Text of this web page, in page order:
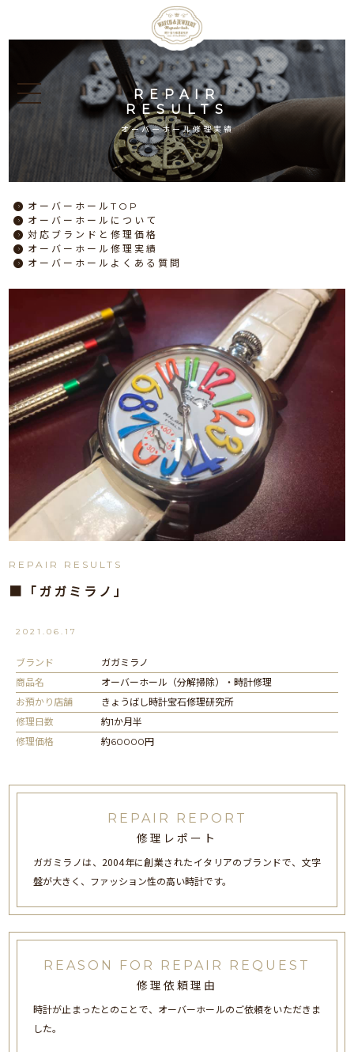
REPAIR
RESULTS
オーバーホール修理実績
オーバーホールTOP
オーバーホール について
対応ブランドと修理価格
オーバーホール修理実績
オーバーホール よくある質問
REPAIR RESULTS
■「ガガミラノ」
2021.06.17
ブランド
ガガミラノ
商品名
オーバーホール（分解掃除）・時計修理
お預かり店舗
きょうばし時計宝石修理研究所
修理日数
約1か月半
修理価格
約60000円
REPAIR REPORT
修理レポート
ガガミラノは、2004年に創業されたイタリアのブランドで、文字
盤が大きく、ファッション性の高い時計です。
REASON FOR REPAIR REQUEST
修理依頼理由
時計が止まったとのことで、オーバーホールのご依頼をいただきま
した。